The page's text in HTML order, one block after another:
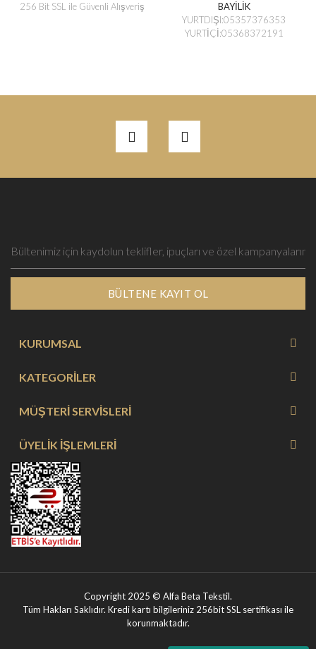
256 Bit SSL ile Güvenli Alışveriş
BAYİLİK
YURTDIŞI:05357376353
YURTİÇİ:05368372191
BÜLTENE KAYIT OL
KURUMSAL
KATEGORİLER
MÜŞTERİ SERVİSLERİ
ÜYELİK İŞLEMLERİ
Copyright 2025 © Alfa Beta Tekstil.
Tüm Hakları Saklıdır. Kredi kartı bilgileriniz 256bit SSL sertifikası ile
korunmaktadır.